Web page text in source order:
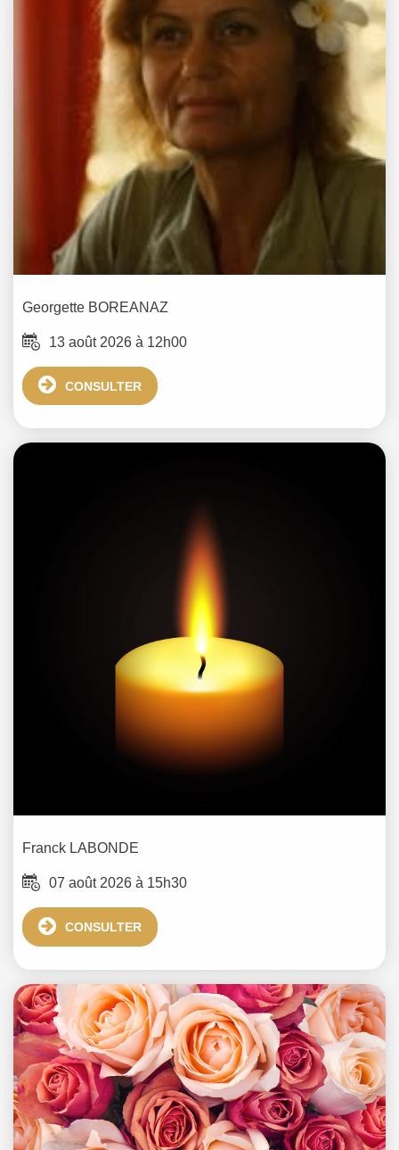
Georgette BOREANAZ
13 août 2026 à 12h00
CONSULTER
Franck LABONDE
07 août 2026 à 15h30
CONSULTER